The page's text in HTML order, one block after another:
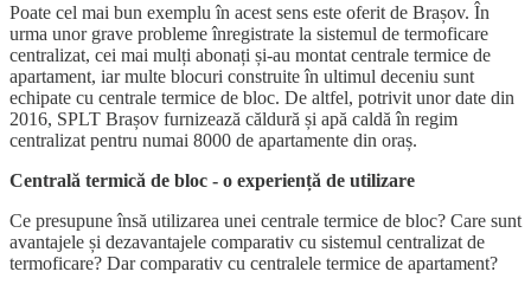
Poate cel mai bun exemplu în acest sens este oferit de Brașov. În
urma unor grave probleme înregistrate la sistemul de termoficare
centralizat, cei mai mulți abonați și-au montat centrale termice de
apartament, iar multe blocuri construite în ultimul deceniu sunt
echipate cu centrale termice de bloc. De altfel, potrivit unor date din
2016, SPLT Brașov furnizează căldură și apă caldă în regim
centralizat pentru numai 8000 de apartamente din oraș.
Centrală termică de bloc - o experiență de utilizare
Ce presupune însă utilizarea unei centrale termice de bloc? Care sunt
avantajele și dezavantajele comparativ cu sistemul centralizat de
termoficare? Dar comparativ cu centralele termice de apartament?